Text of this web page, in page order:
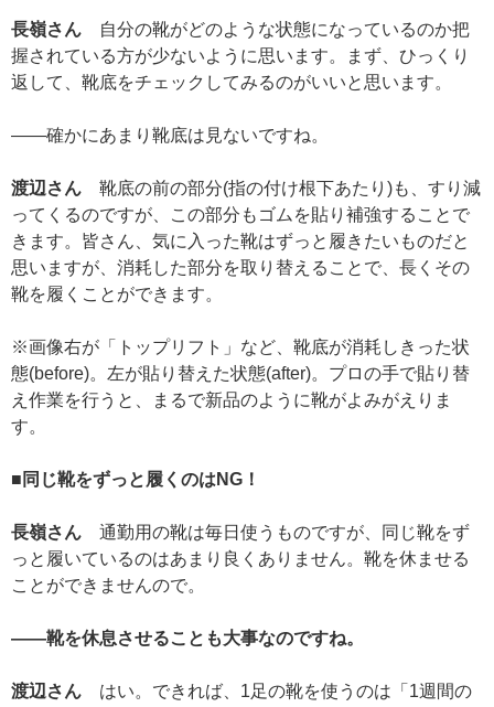
長嶺さん 自分の靴がどのような状態になっているのか把
握されている方が少ないように思います。まず、ひっくり
返して、靴底をチェックしてみるのがいいと思います。
——確かにあまり靴底は見ないですね。
渡辺さん 靴底の前の部分(指の付け根下あたり)も、すり減
ってくるのですが、この部分もゴムを貼り補強することで
きます。皆さん、気に入った靴はずっと履きたいものだと
思いますが、消耗した部分を取り替えることで、長くその
靴を履くことができます。
※画像右が「トップリフト」など、靴底が消耗しきった状
態(before)。左が貼り替えた状態(after)。プロの手で貼り替
え作業を行うと、まるで新品のように靴がよみがえりま
す。
■同じ靴をずっと履くのはNG！
長嶺さん 通勤用の靴は毎日使うものですが、同じ靴をず
っと履いているのはあまり良くありません。靴を休ませる
ことができませんので。
——靴を休息させることも大事なのですね。
渡辺さん はい。できれば、1足の靴を使うのは「1週間の